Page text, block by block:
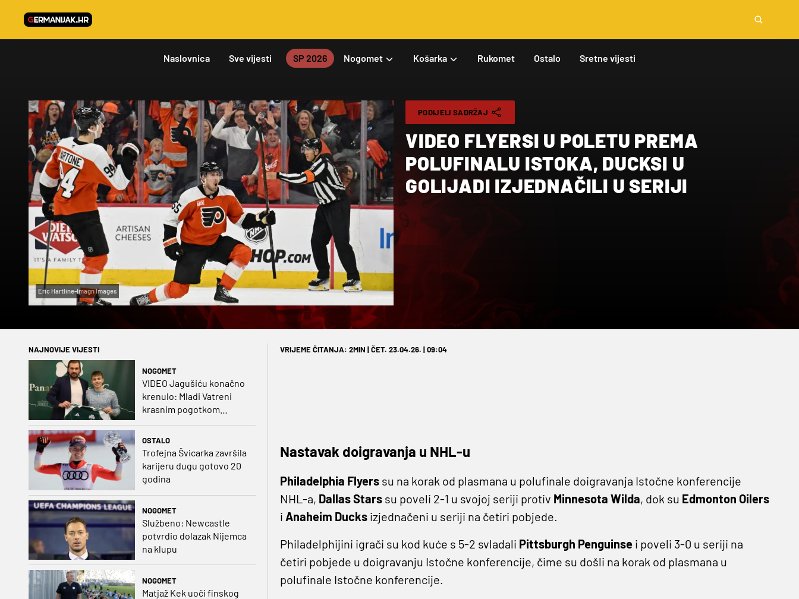
Naslovnica Sve vijesti SP 2026 Nogomet Košarka Rukomet Ostalo Sretne vijesti
Eric Hartline-Imagn Images
PODIJELI SADRŽAJ
VIDEO FLYERSI U POLETU PREMA
POLUFINALU ISTOKA, DUCKSI U
GOLIJADI IZJEDNAČILI U SERIJI
NAJNOVIJE VIJESTI
NOGOMET
VIDEO Jagušiću konačno
krenulo: Mladi Vatreni
krasnim pogotkom
OSTALO
Trofejna Švicarka završila
karijeru dugu gotovo 20
godina
NOGOMET
Službeno: Newcastle
potvrdio dolazak Nijemca
na klupu
NOGOMET
Matjaž Kek uoči finskog
VRIJEME ČITANJA: 2MIN | ČET. 23.04.26. | 09:04
Nastavak doigravanja u NHL-u
Philadelphia Flyers su na korak od plasmana u polufinale doigravanja Istočne konferencije
NHL-a, Dallas Stars su poveli 2-1 u svojoj seriji protiv Minnesota Wilda, dok su Edmonton Oilers
i Anaheim Ducks izjednačeni u seriji na četiri pobjede.
Philadelphijini igrači su kod kuće s 5-2 svladali Pittsburgh Penguinse i poveli 3-0 u seriji na
četiri pobjede u doigravanju Istočne konferencije, čime su došli na korak od plasmana u
polufinale Istočne konferencije.